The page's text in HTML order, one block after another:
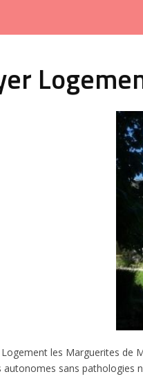
les Marguerites de
sans pathologies